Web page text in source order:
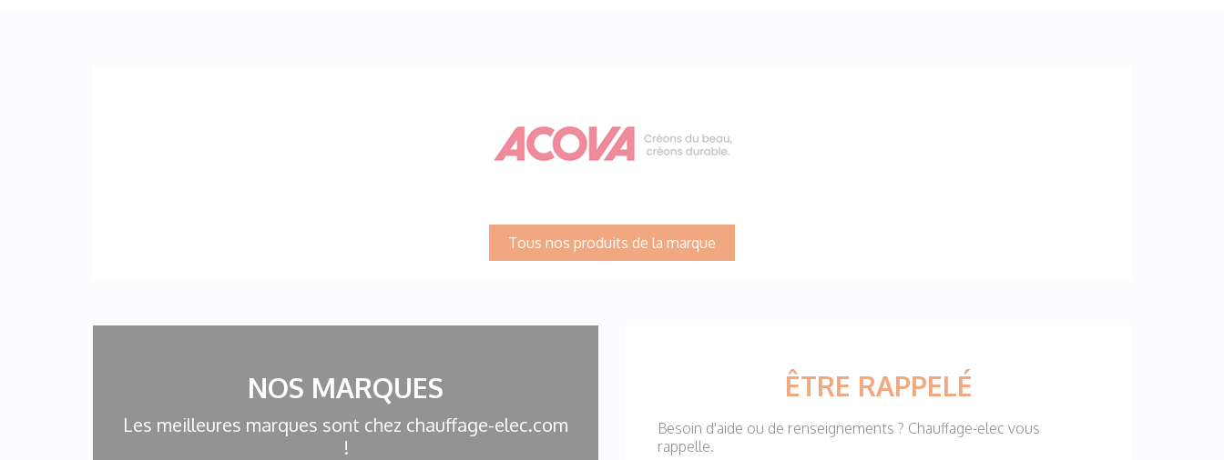
Tous nos produits de la marque
NOS MARQUES
Les meilleures marques sont chez chauffage-elec.com
!
ÊTRE RAPPELÉ
Besoin d'aide ou de renseignements ? Chauffage-elec vous
rappelle.